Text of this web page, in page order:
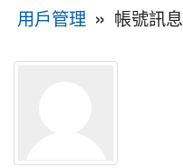
用戶管理 » 帳號訊息